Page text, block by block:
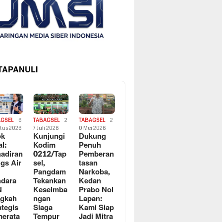
6
2026
Air
TABAGSEL
2
7 Juli 2026
Kunjungi
Kodim
0212/Tap
sel,
Pangdam
Tekankan
Keseimba
ngan
Siaga
Tempur
TABAGSEL
2
0 Mei 2026
Dukung
Penuh
Pemberan
tasan
Narkoba,
Kedan
Prabo Nol
Lapan:
Kami Siap
Jadi Mitra